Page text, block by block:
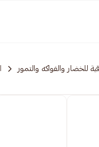
للخضار والفواكه والتمور